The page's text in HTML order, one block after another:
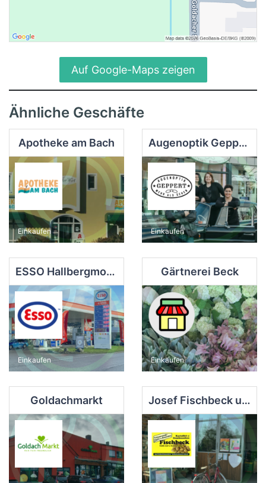
Auf Google-Maps zeigen
Ähnliche Geschäfte
Apotheke am Bach
Einkaufen
Augenoptik Geppert
Einkaufen
ESSO Hallbergmoos
Einkaufen
Gärtnerei Beck
Einkaufen
Goldachmarkt Josef Fischbeck u.Rosmarie